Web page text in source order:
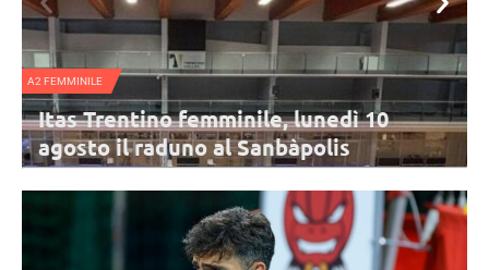
lunedì 10
NAZIONALE FEMMINILE
Nazionale B femminile,
dalla Svezia di Haak nel
Urbino
3-2 contro la Svezia. Top scorer per le
combattuto è Obossa.